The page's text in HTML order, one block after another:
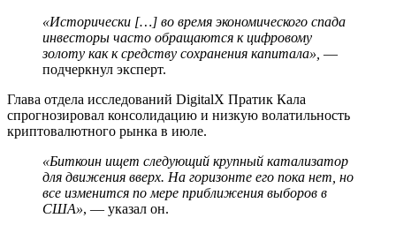
«Исторически […] во время экономического спада
инвесторы часто обращаются к цифровому
золоту как к средству сохранения капитала», —
подчеркнул эксперт.
Глава отдела исследований DigitalX Пратик Кала
спрогнозировал консолидацию и низкую волатильность
криптовалютного рынка в июле.
«Биткоин ищет следующий крупный катализатор
для движения вверх. На горизонте его пока нет, но
все изменится по мере приближения выборов в
США», — указал он.